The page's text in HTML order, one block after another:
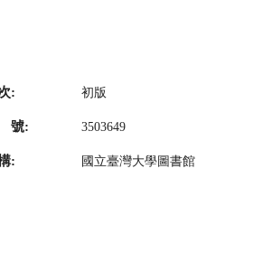
: 初版
號: 3503649
: 國立臺灣大學圖書館